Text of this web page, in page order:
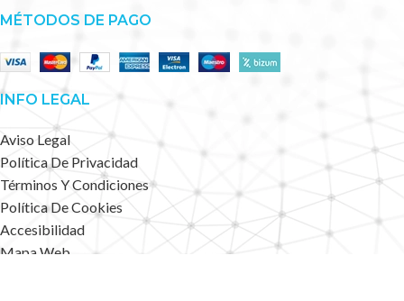
MÉTODOS DE PAGO
INFO LEGAL
Aviso Legal
Política De Privacidad
Términos Y Condiciones
Política De Cookies
Accesibilidad
Mapa Web